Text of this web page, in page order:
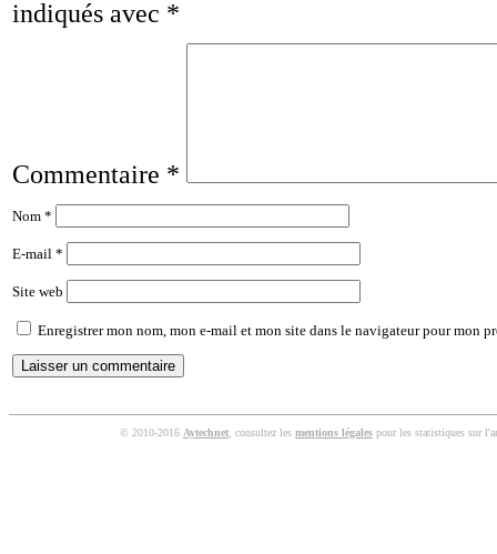
indiqués avec *
Commentaire *
Nom *
E-mail *
Site web
Enregistrer mon nom, mon e-mail et mon site dans le navigateur pour mon
© 2010-2016 Aytechnet , consultez les mentions légales pour les statistiques sur